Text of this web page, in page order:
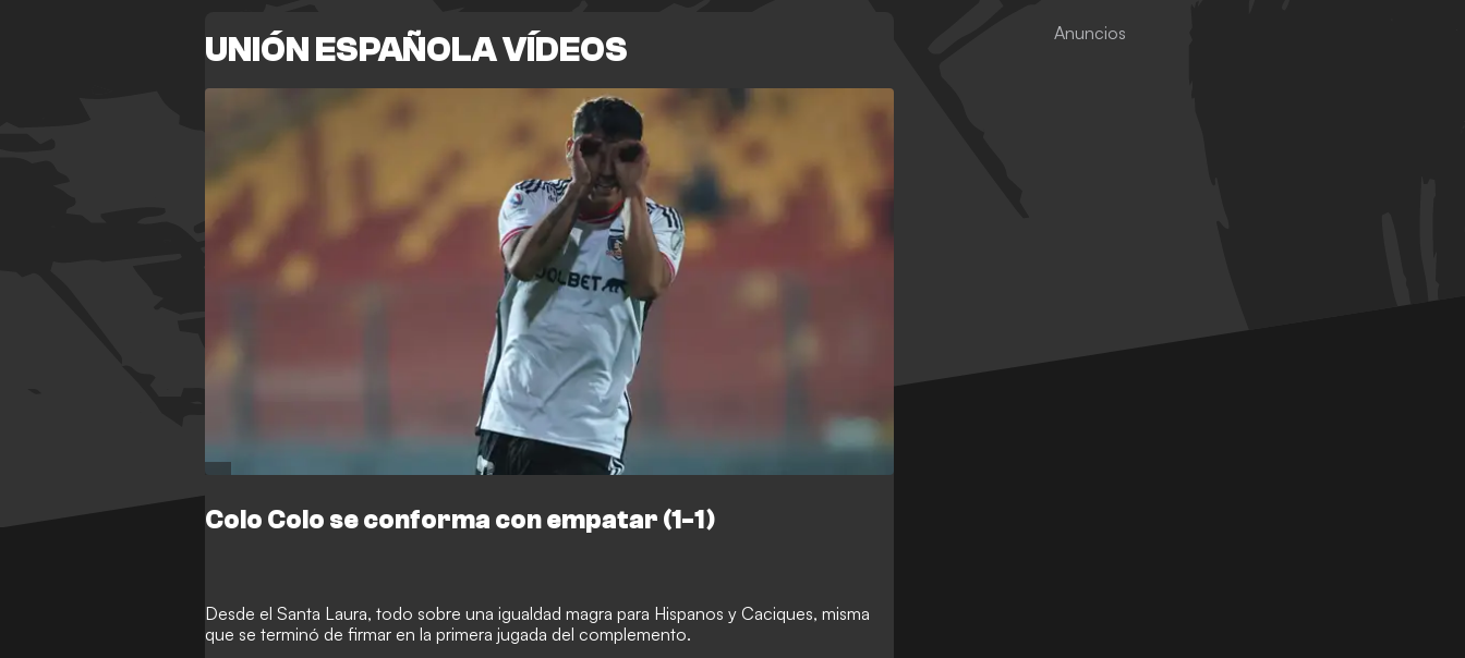
UNIÓN ESPAÑOLA VÍDEOS
Colo Colo se conforma con empatar (1-1)
Desde el Santa Laura, todo sobre una igualdad magra para Hispanos y Caciques, misma
que se terminó de firmar en la primera jugada del complemento.